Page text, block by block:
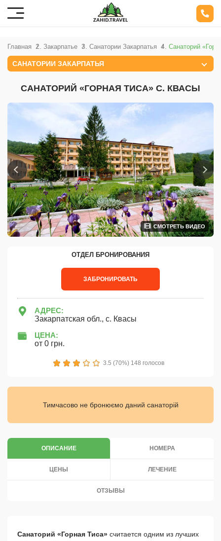
САНАТОРИИ ЗАКАРПАТЬЯ
САНАТОРИЙ «ГОРНАЯ ТИСА» С. КВАСЫ
Главная Закарпатье Санатории Закарпатья Санаторий
СМОТРЕТЬ ВИДЕО
ОТДЕЛ БРОНИРОВАНИЯ
ЗАБРОНИРОВАТЬ
АДРЕС:
Закарпатская обл., с. Квасы
ЦЕНА:
от 0 грн.
1 2 3 4 5 3.5 (70%) 148 голосов
Тимчасово не бронюємо даний санаторій
ОПИСАНИЕ НОМЕРА
ЦЕНЫ ЛЕЧЕНИЕ
ОТЗЫВЫ
Санаторий «Горная Тиса» считается одним из лучших